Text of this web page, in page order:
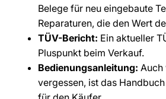
Belege für neu eingebaute
Reparaturen, die den Wert
TÜV-Bericht: Ein aktueller
Pluspunkt beim Verkauf.
Bedienungsanleitung: Auch
vergessen, ist das